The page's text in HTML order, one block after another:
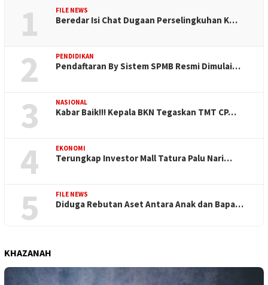
1 FILE NEWS
Beredar Isi Chat Dugaan Perselingkuhan K…
2 PENDIDIKAN
Pendaftaran By Sistem SPMB Resmi Dimulai…
3 NASIONAL
Kabar Baik!!! Kepala BKN Tegaskan TMT CP…
4 EKONOMI
Terungkap Investor Mall Tatura Palu Nari…
5 FILE NEWS
Diduga Rebutan Aset Antara Anak dan Bapa…
KHAZANAH